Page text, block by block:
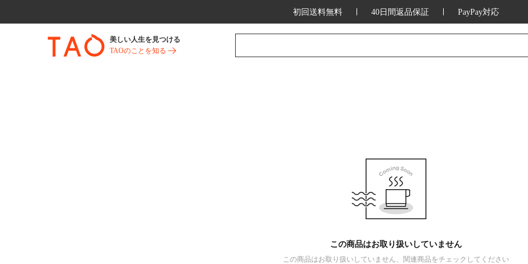
初回送料無料 40日間返品保証 PayPay対応
美しい人生を見つける
TAOのことを知る
この商品はお取り扱いしていません
この商品はお取り扱いしていません、関連商品をチェックしてください